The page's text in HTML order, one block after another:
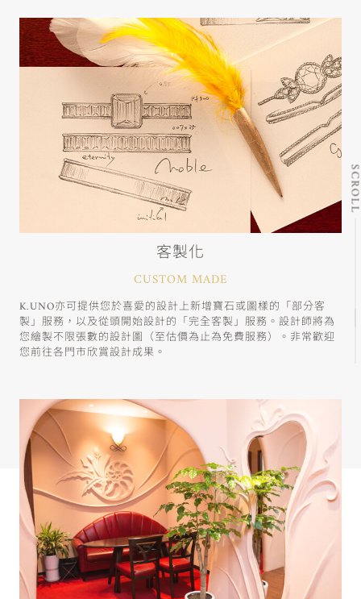
客製化
CUSTOM MADE
K.UNO亦可提供您於喜愛的設計上新增寶石或圖樣的「部分客
製」服務，以及從頭開始設計的「完全客製」服務。設計師將為
您繪製不限張數的設計圖（至估價為止為免費服務）。非常歡迎
您前往各門市欣賞設計成果。